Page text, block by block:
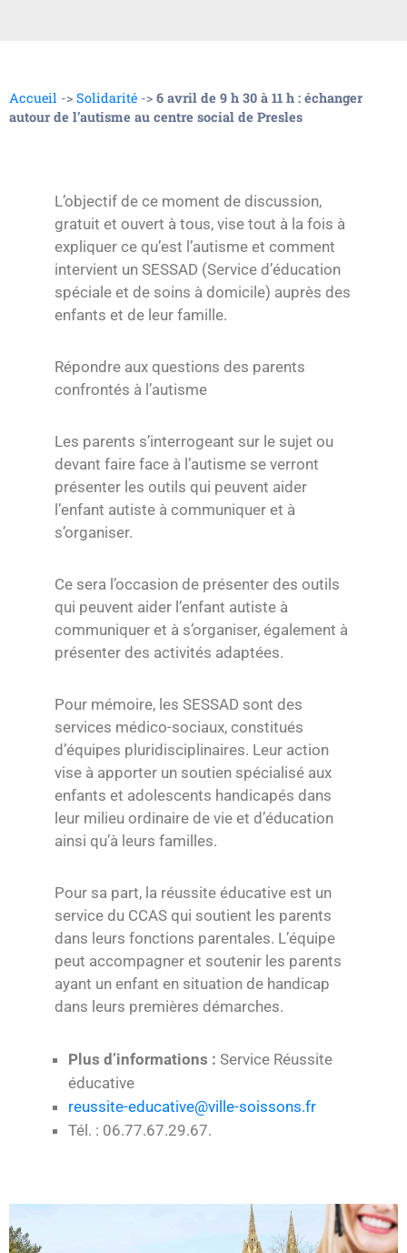
Accueil -> Solidarité -> 6 avril de 9 h 30 à 11 h : échanger
autour de l’autisme au centre social de Presles
L’objectif de ce moment de discussion,
gratuit et ouvert à tous, vise tout à la fois à
expliquer ce qu’est l’autisme et comment
intervient un SESSAD (Service d’éducation
spéciale et de soins à domicile) auprès des
enfants et de leur famille.
Répondre aux questions des parents
confrontés à l’autisme
Les parents s’interrogeant sur le sujet ou
devant faire face à l’autisme se verront
présenter les outils qui peuvent aider
l’enfant autiste à communiquer et à
s’organiser.
Ce sera l’occasion de présenter des outils
qui peuvent aider l’enfant autiste à
communiquer et à s’organiser, également à
présenter des activités adaptées.
Pour mémoire, les SESSAD sont des
services médico-sociaux, constitués
d’équipes pluridisciplinaires. Leur action
vise à apporter un soutien spécialisé aux
enfants et adolescents handicapés dans
leur milieu ordinaire de vie et d’éducation
ainsi qu’à leurs familles.
Pour sa part, la réussite éducative est un
service du CCAS qui soutient les parents
dans leurs fonctions parentales. L’équipe
peut accompagner et soutenir les parents
ayant un enfant en situation de handicap
dans leurs premières démarches.
Plus d’informations : Service Réussite
éducative
reussite-educative@ville-soissons.fr
Tél. : 06.77.67.29.67.